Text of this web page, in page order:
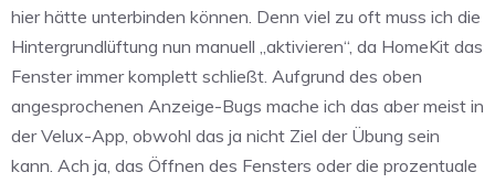
hier hätte unterbinden können. Denn viel zu oft muss ich die
Hintergrundlüftung nun manuell „aktivieren“, da HomeKit das
Fenster immer komplett schließt. Aufgrund des oben
angesprochenen Anzeige-Bugs mache ich das aber meist in
der Velux-App, obwohl das ja nicht Ziel der Übung sein
kann. Ach ja, das Öffnen des Fensters oder die prozentuale